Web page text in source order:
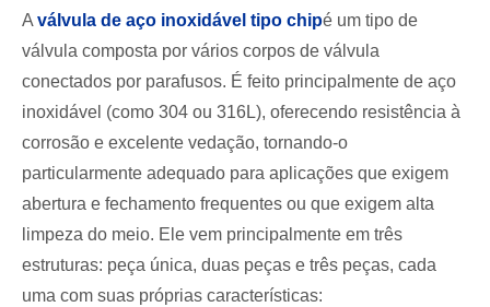
A válvula de aço inoxidável tipo chipé um tipo de
válvula composta por vários corpos de válvula
conectados por parafusos. É feito principalmente de aço
inoxidável (como 304 ou 316L), oferecendo resistência à
corrosão e excelente vedação, tornando-o
particularmente adequado para aplicações que exigem
abertura e fechamento frequentes ou que exigem alta
limpeza do meio. Ele vem principalmente em três
estruturas: peça única, duas peças e três peças, cada
uma com suas próprias características: